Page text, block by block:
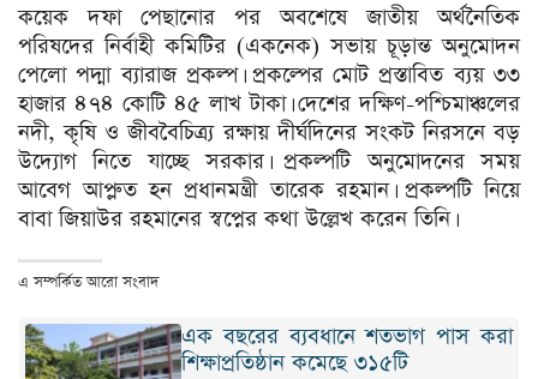
কয়েক দফা পেছানোর পর অবশেষে জাতীয় অর্থনৈতিক
পরিষদের নির্বাহী কমিটির (একনেক) সভায় চূড়ান্ত অনুমোদন
পেলো পদ্মা ব্যারাজ প্রকল্প। প্রকল্পের মোট প্রস্তাবিত ব্যয় ৩৩
হাজার ৪৭৪ কোটি ৪৫ লাখ টাকা। দেশের দক্ষিণ-পশ্চিমাঞ্চলের
নদী, কৃষি ও জীববৈচিত্র্য রক্ষায় দীর্ঘদিনের সংকট নিরসনে বড়
উদ্যোগ নিতে যাচ্ছে সরকার। প্রকল্পটি অনুমোদনের সময়
আবেগ আপ্লুত হন প্রধানমন্ত্রী তারেক রহমান। প্রকল্পটি নিয়ে
বাবা জিয়াউর রহমানের স্বপ্নের কথা উল্লেখ করেন তিনি।
এ সম্পর্কিত আরো সংবাদ
এক বছরের ব্যবধানে শতভাগ পাস করা
শিক্ষাপ্রতিষ্ঠান কমেছে ৩১৫টি